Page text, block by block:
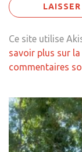
Ce site utilise
savoir plus sur
commentaires